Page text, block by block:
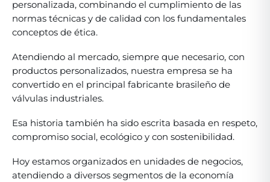
personalizada, combinando el cumplimiento de las
normas técnicas y de calidad con los fundamentales
conceptos de ética.
Atendiendo al mercado, siempre que necesario, con
productos personalizados, nuestra empresa se ha
convertido en el principal fabricante brasileño de
válvulas industriales.
Esa historia también ha sido escrita basada en respeto,
compromiso social, ecológico y con sostenibilidad.
Hoy estamos organizados en unidades de negocios,
atendiendo a diversos segmentos de la economía